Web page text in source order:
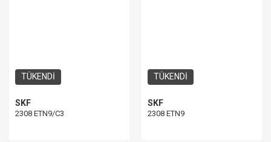
TÜKENDİ
SKF
2308 ETN9/C3
TÜKENDİ
SKF
2308 ETN9